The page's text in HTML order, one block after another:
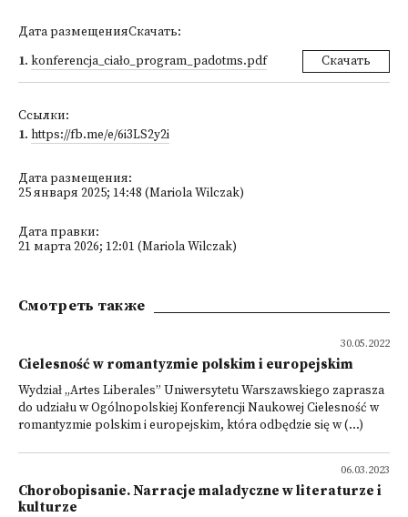
Дата размещенияСкачать:
1. konferencja_ciało_program_padotms.pdf Скачать
Ссылки:
1. https://fb.me/e/6i3LS2y2i
Дата размещения:
25 января 2025; 14:48 (Mariola Wilczak)
Дата правки:
21 марта 2026; 12:01 (Mariola Wilczak)
Смотреть также
30.05.2022
Cielesność w romantyzmie polskim i europejskim
Wydział „Artes Liberales” Uniwersytetu Warszawskiego zaprasza
do udziału w Ogólnopolskiej Konferencji Naukowej Cielesność w
romantyzmie polskim i europejskim, która odbędzie się w (...)
06.03.2023
Chorobopisanie. Narracje maladyczne w literaturze i
kulturze